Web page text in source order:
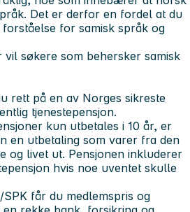
Det er derfor en fordel at du
for samisk språk og
søkere som behersker samisk
rett på en av Norges sikreste
tjenestepensjon.
kun utbetales i 10 år, er
en utbetaling som varer fra den
og livet ut. Pensjonen inkluderer
hvis noe uventet skulle
får du medlemspris og